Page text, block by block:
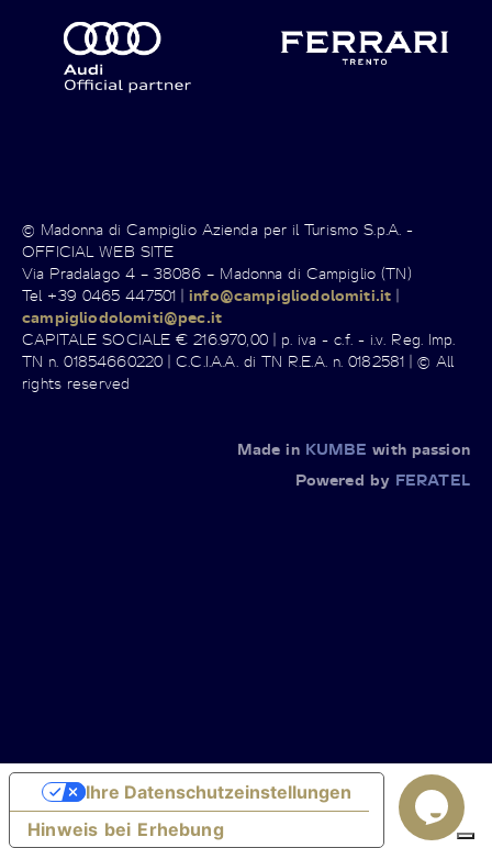
© Madonna di Campiglio Azienda per il Turismo S.p.A. -
OFFICIAL WEB SITE
Via Pradalago 4 – 38086 – Madonna di Campiglio (TN)
Tel +39 0465 447501 |info@campigliodolomiti.it |
campigliodolomiti@pec.it
CAPITALE SOCIALE € 216.970,00 | p. iva - c.f. - i.v. Reg. Imp.
TN n. 01854660220 | C.C.I.A.A. di TN R.E.A. n. 0182581 | © All
rights reserved
Made in KUMBE with passion
Powered by FERATEL
Hinweis bei Erhebung
Ihre Datenschutzeinstellungen